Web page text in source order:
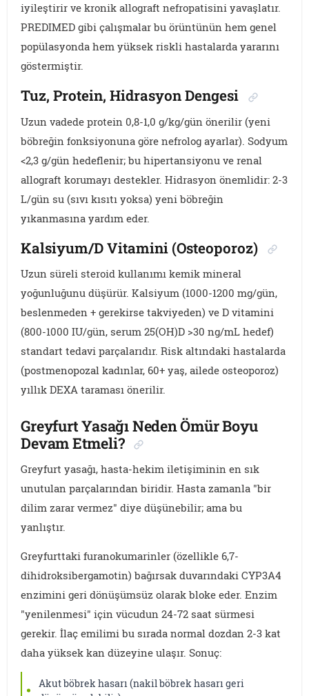
iyileştirir ve kronik allograft nefropatisini yavaşlatır.
PREDIMED gibi çalışmalar bu örüntünün hem genel
popülasyonda hem yüksek riskli hastalarda yararını
göstermiştir.
Tuz, Protein, Hidrasyon Dengesi
Uzun vadede protein 0,8-1,0 g/kg/gün önerilir (yeni
böbreğin fonksiyonuna göre nefrolog ayarlar). Sodyum
<2,3 g/gün hedeflenir; bu hipertansiyonu ve renal
allograft korumayı destekler. Hidrasyon önemlidir: 2-3
L/gün su (sıvı kısıtı yoksa) yeni böbreğin
yıkanmasına yardım eder.
Kalsiyum/D Vitamini (Osteoporoz)
Uzun süreli steroid kullanımı kemik mineral
yoğunluğunu düşürür. Kalsiyum (1000-1200 mg/gün,
beslenmeden + gerekirse takviyeden) ve D vitamini
(800-1000 IU/gün, serum 25(OH)D >30 ng/mL hedef)
standart tedavi parçalarıdır. Risk altındaki hastalarda
(postmenopozal kadınlar, 60+ yaş, ailede osteoporoz)
yıllık DEXA taraması önerilir.
Greyfurt Yasağı Neden Ömür Boyu
Devam Etmeli?
Greyfurt yasağı, hasta-hekim iletişiminin en sık
unutulan parçalarından biridir. Hasta zamanla "bir
dilim zarar vermez" diye düşünebilir; ama bu
yanlıştır.
Greyfurttaki furanokumarinler (özellikle 6,7-
dihidroksibergamotin) bağırsak duvarındaki CYP3A4
enzimini geri dönüşümsüz olarak bloke eder. Enzim
"yenilenmesi" için vücudun 24-72 saat sürmesi
gerekir. İlaç emilimi bu sırada normal dozdan 2-3 kat
daha yüksek kan düzeyine ulaşır. Sonuç:
Akut böbrek hasarı (nakil böbrek hasarı geri